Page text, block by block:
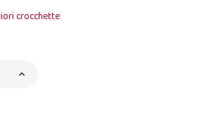
crocchette